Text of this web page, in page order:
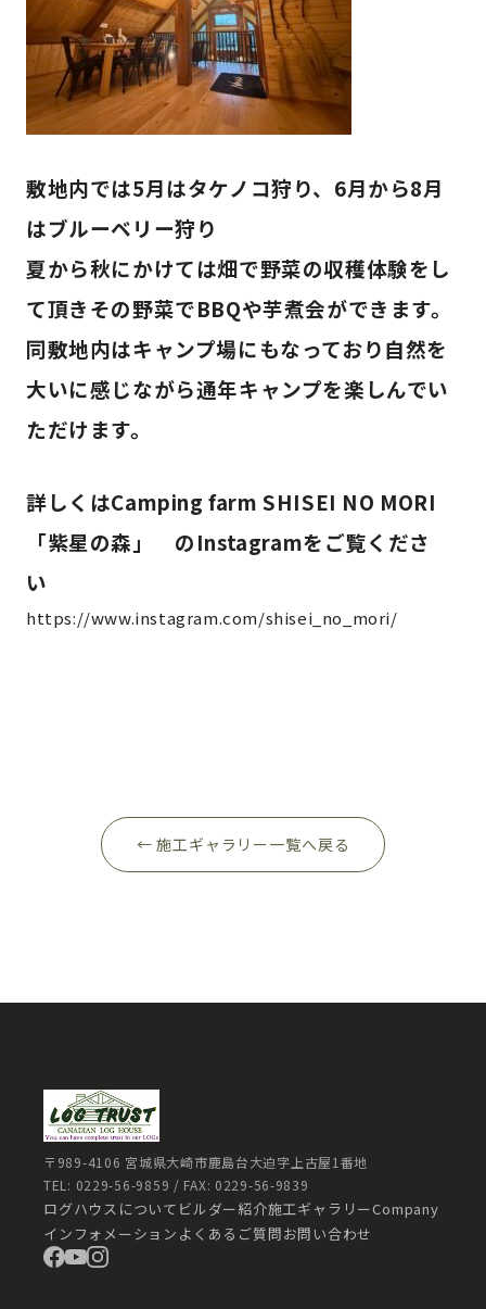
敷地内では5月はタケノコ狩り、6月から8月
はブルーベリー狩り
夏から秋にかけては畑で野菜の収穫体験をし
て頂きその野菜でBBQや芋煮会ができます。
同敷地内はキャンプ場にもなっており自然を
大いに感じながら通年キャンプを楽しんでい
ただけます。
詳しくはCamping farm SHISEI NO MORI
「紫星の森」 のInstagramをご覧くださ
い
https://www.instagram.com/shisei_no_mori/
← 施工ギャラリー一覧へ戻る
〒989-4106 宮城県大崎市鹿島台大迫字上古屋1番地
TEL: 0229-56-9859 / FAX: 0229-56-9839
ログハウスについて ビルダー紹介施工ギャラリーCompany
インフォメーション よくあるご質問お問い合わせ